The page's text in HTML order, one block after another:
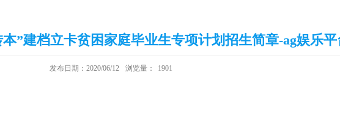
”建档立卡贫困家庭毕业生专项计划招生简章-ag娱乐
发布日期：2020/06/12 浏览量： 1901